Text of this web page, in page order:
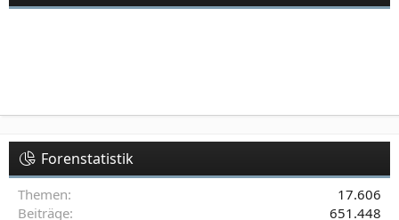
Forenstatistik
Themen
17.606
Beiträge
651.448